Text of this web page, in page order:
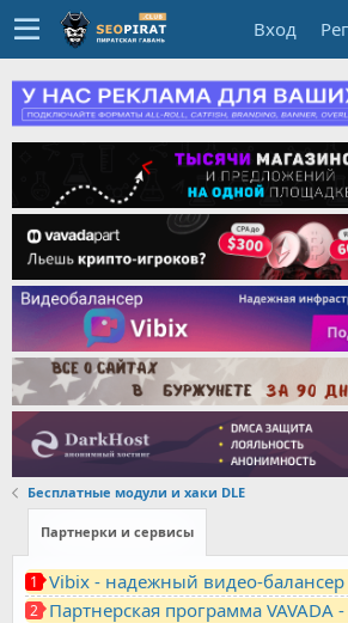
Вход
Бесплатные модули и хаки DLE
Партнерки и сервисы
1 Vibix - надежный видео-балансер
2